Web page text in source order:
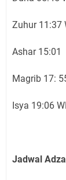
Zuhur 11:37
Ashar 15:01
Magrib 17:
Isya 19:06
Jadwal